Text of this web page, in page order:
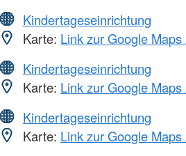
Kindertageseinrichtung
Karte: Link zur Google
Kindertageseinrichtung
Karte: Link zur Google
Kindertageseinrichtung
Karte: Link zur Google